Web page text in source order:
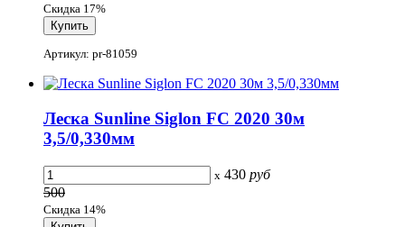
Скидка 17%
Артикул: pr-81059
Леска Sunline Siglon FC 2020 30м
3,5/0,330мм
x 430 руб
500
Скидка 14%